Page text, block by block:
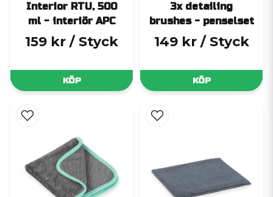
Efter rengöring kan ytan återfuktas och skyddas med:
Interior Dressing – återställer plastens naturliga finish och
lämnar ett UV-skyddande lager
med lång hållbarhet, för både interiör och exteriör plast
Tillbehör för bästa resultat
För att underlätta rengöring och avtorkning erbjuder vi:
Multisvamp – en mångsidig svamp som kan användas på
exempelvis plast, gummi, trösklar och läder. Passar bra för
Interior RTU, 500
ml - interiör APC
159 kr / Styck
KÖP
3x detailing
brushes - penselset
149 kr / Styck
KÖP